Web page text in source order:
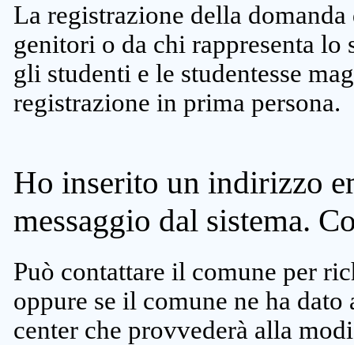
La registrazione della
genitori o da chi rappresenta lo
gli studenti e le studentesse
registrazione in prima persona.
Ho inserito un indirizzo
messaggio dal sistema.
Può contattare il comune per
oppure se il comune ne ha
center che provvederà alla